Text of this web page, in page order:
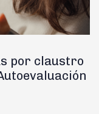
por claustro